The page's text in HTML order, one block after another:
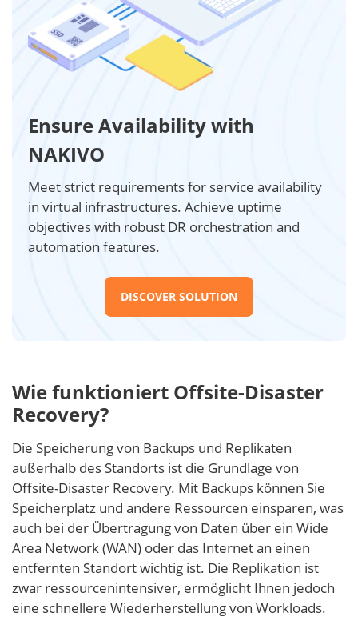
Ensure Availability with
NAKIVO
Meet strict requirements for service availability
in virtual infrastructures. Achieve uptime
objectives with robust DR orchestration and
automation features.
DISCOVER SOLUTION
Wie funktioniert Offsite-Disaster
Recovery?
Die Speicherung von Backups und Replikaten
außerhalb des Standorts ist die Grundlage von
Offsite-Disaster Recovery. Mit Backups können Sie
Speicherplatz und andere Ressourcen einsparen, was
auch bei der Übertragung von Daten über ein Wide
Area Network (WAN) oder das Internet an einen
entfernten Standort wichtig ist. Die Replikation ist
zwar ressourcenintensiver, ermöglicht Ihnen jedoch
eine schnellere Wiederherstellung von Workloads.